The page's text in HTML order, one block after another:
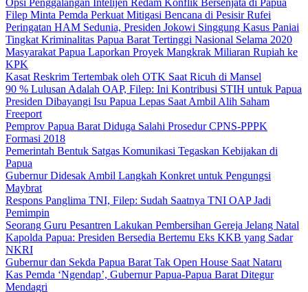
Opsi Penggalangan Intelijen Redam Konflik Bersenjata di Papua
Filep Minta Pemda Perkuat Mitigasi Bencana di Pesisir Rufei
Peringatan HAM Sedunia, Presiden Jokowi Singgung Kasus Paniai
Tingkat Kriminalitas Papua Barat Tertinggi Nasional Selama 2020
Masyarakat Papua Laporkan Proyek Mangkrak Miliaran Rupiah ke
KPK
Kasat Reskrim Tertembak oleh OTK Saat Ricuh di Mansel
90 % Lulusan Adalah OAP, Filep: Ini Kontribusi STIH untuk Papua
Presiden Dibayangi Isu Papua Lepas Saat Ambil Alih Saham
Freeport
Pemprov Papua Barat Diduga Salahi Prosedur CPNS-PPPK
Formasi 2018
Pemerintah Bentuk Satgas Komunikasi Tegaskan Kebijakan di
Papua
Gubernur Didesak Ambil Langkah Konkret untuk Pengungsi
Maybrat
Respons Panglima TNI, Filep: Sudah Saatnya TNI OAP Jadi
Pemimpin
Seorang Guru Pesantren Lakukan Pembersihan Gereja Jelang Natal
Kapolda Papua: Presiden Bersedia Bertemu Eks KKB yang Sadar
NKRI
Gubernur dan Sekda Papua Barat Tak Open House Saat Nataru
Kas Pemda ‘Ngendap’, Gubernur Papua-Papua Barat Ditegur
Mendagri